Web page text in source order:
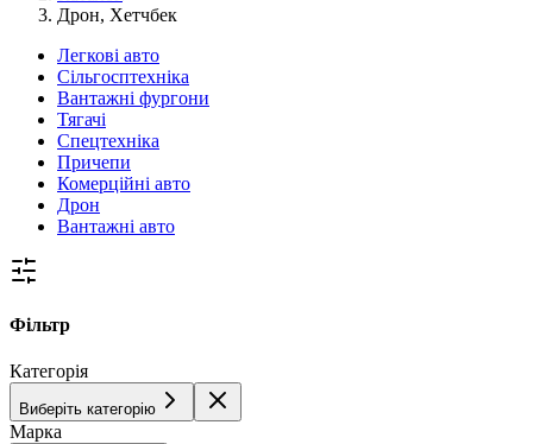
Дрон, Хетчбек
Легкові авто
Сільгосптехніка
Вантажні фургони
Тягачі
Спецтехніка
Причепи
Комерційні авто
Дрон
Вантажні авто
Фільтр
Категорія
Виберіть категорію
Марка